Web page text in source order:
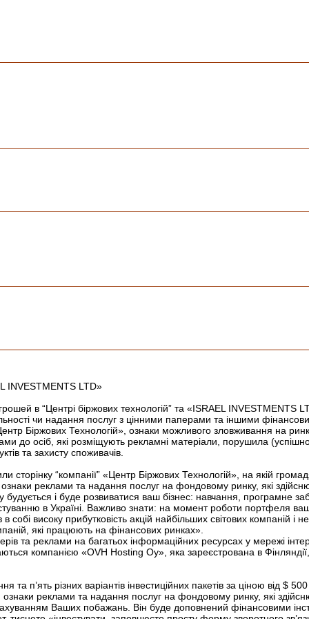
INVESTMENTS LTD»
в “Центрі біржових технологій” та «ISRAEL INVESTMENTS
чи надання послуг з цінними паперами та іншими
Біржових Технологій», ознаки можливого зловживання на
до осіб, які розміщують рекламні матеріали, порушила
та захисту споживачів.
сторінку “компанії” «Центр Біржових Технологій», на якій
реклами та надання послуг на фондовому ринку, які
і буде розвиватися ваш бізнес: навчання, програмне
в Україні. Важливо знати: на момент роботи портфеля
високу прибутковість акцій найбільших світових
які працюють на фінансових ринках».
та реклами на багатьох інформаційних ресурсах у мережі
компанією «OVH Hosting Oy», яка зареєстрована в
різних варіантів інвестиційних пакетів за ціною від $
реклами та надання послуг на фондовому ринку, які
Ваших побажань. Він буде доповнений